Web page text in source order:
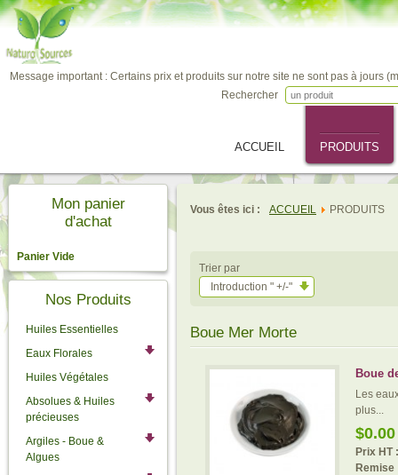
Message important : Certains prix et produits sur notre site ne sont pas à jours
Rechercher
ACCUEIL PRODUITS
Mon panier
d'achat
Panier Vide
Nos Produits
Huiles Essentielles
Eaux Florales
Huiles Végétales
Absolues & Huiles
précieuses
Argiles - Boue &
Algues
Vous êtes ici : ACCUEIL PRODUITS
Trier par
Introduction " +/-"
Boue Mer Morte
Boue
Les
plus...
$0.00
Prix HT